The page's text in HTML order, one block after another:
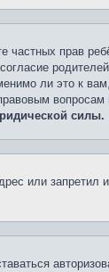
прав
ли это к
силы.
или